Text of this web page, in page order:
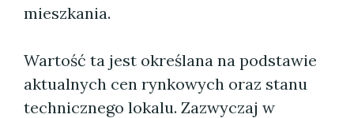
mieszkania.
Wartość ta jest określana na podstawie
aktualnych cen rynkowych oraz stanu
technicznego lokalu. Zazwyczaj w